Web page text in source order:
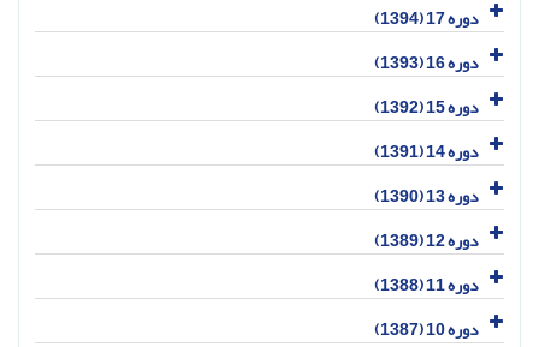
دوره 17 (1394)
دوره 16 (1393)
دوره 15 (1392)
دوره 14 (1391)
دوره 13 (1390)
دوره 12 (1389)
دوره 11 (1388)
دوره 10 (1387)